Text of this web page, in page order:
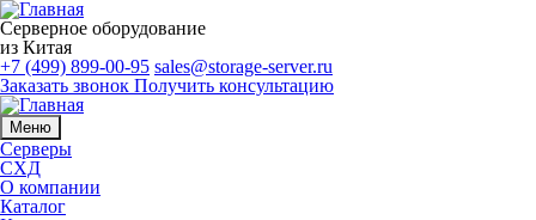
Серверное оборудование
из Китая
+7 (499) 899-00-95 sales@storage-server.ru
Заказать звонок Получить консультацию
Меню
Серверы
СХД
О компании
Каталог